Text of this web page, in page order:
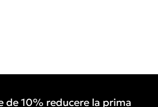
de 10% reducere la prima